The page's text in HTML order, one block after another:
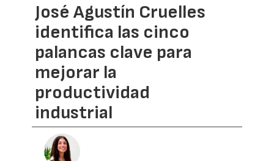
José Agustín Cruelles
identifica las cinco
palancas clave para
mejorar la
productividad
industrial